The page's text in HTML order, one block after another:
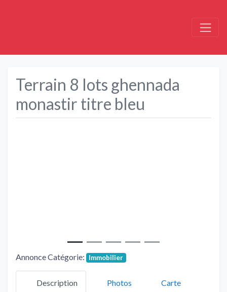
Terrain 8 lots ghennada
monastir titre bleu
Annonce Catégorie: Immobilier
Description Photos Carte